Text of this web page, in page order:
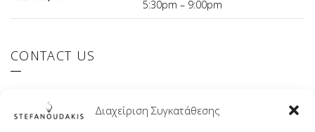
Διαχείριση Συγκατάθεσης
5:30pm – 9:00pm
CONTACT US
+30 210 9941107